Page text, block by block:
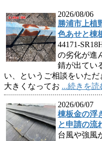
2026/08/06
勝浦市上植
色あせと棟
44171-
の劣化が進
錆が出てい
い、というご相談をいた
大きくなってお ...続きを読
2026/06/07
棟板金の浮
と申請の流
台風や強風